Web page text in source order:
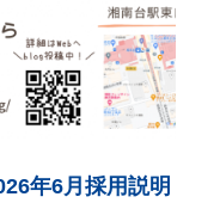
年6月採用説明